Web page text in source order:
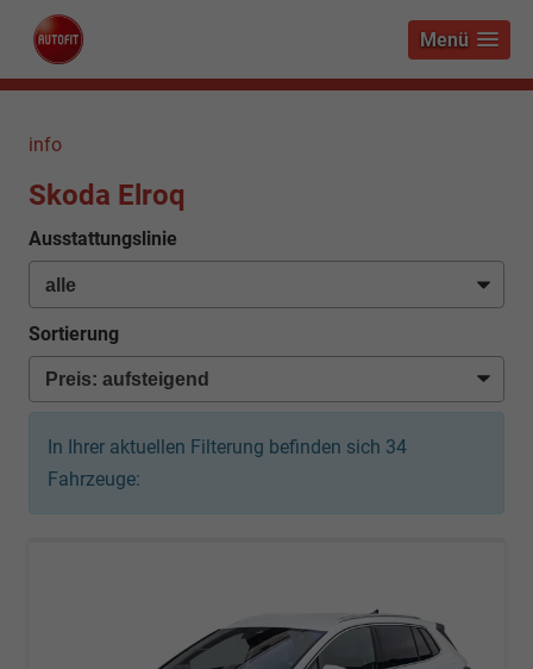
Menü
info
Skoda Elroq
Ausstattungslinie
Sortierung
In Ihrer aktuellen Filterung befinden sich 34
Fahrzeuge: